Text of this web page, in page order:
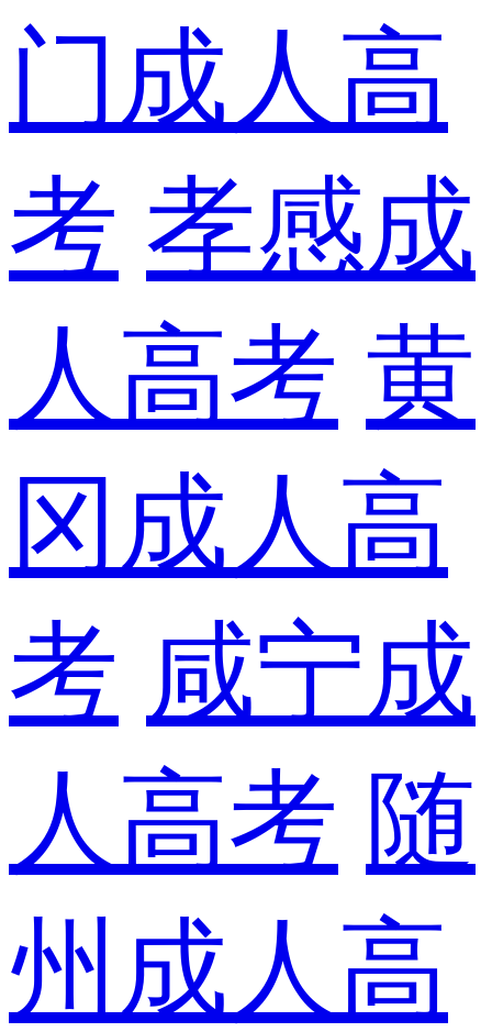
门成人高
考 孝感成
人高考 黄
冈成人高
考 咸宁成
人高考 随
州成人高